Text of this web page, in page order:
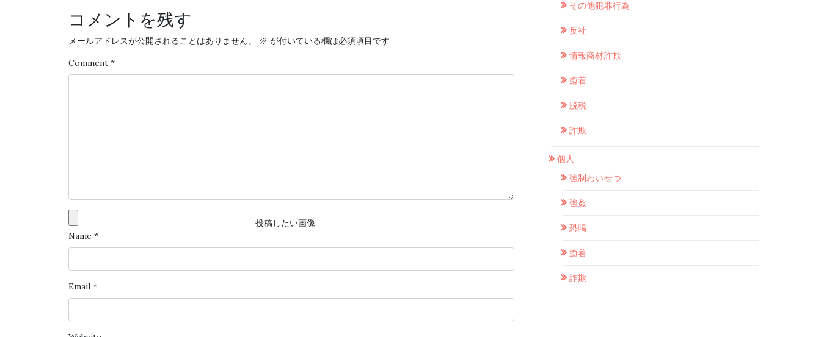
コメントを残す
メールアドレスが公開されることはありません。 ※ が付いている欄は必須項目です
Comment *
投稿したい画像
Name *
Email *
その他犯罪行為
反社
情報商材詐欺
癒着
脱税
詐欺
個人
強制わいせつ
強姦
恐喝
癒着
詐欺